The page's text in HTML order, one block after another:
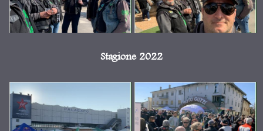
Stagione 2022